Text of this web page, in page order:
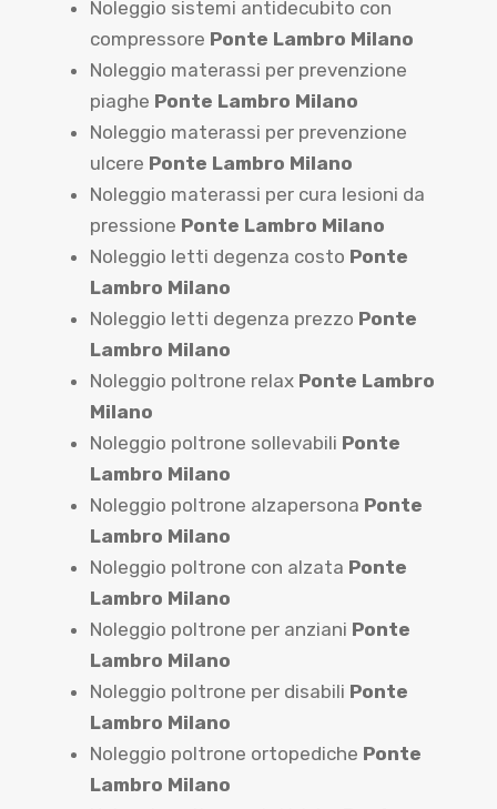
Noleggio sistemi antidecubito con
compressore Ponte Lambro Milano
Noleggio materassi per prevenzione
piaghe Ponte Lambro Milano
Noleggio materassi per prevenzione
ulcere Ponte Lambro Milano
Noleggio materassi per cura lesioni da
pressione Ponte Lambro Milano
Noleggio letti degenza costo Ponte
Lambro Milano
Noleggio letti degenza prezzo Ponte
Lambro Milano
Noleggio poltrone relax Ponte Lambro
Milano
Noleggio poltrone sollevabili Ponte
Lambro Milano
Noleggio poltrone alzapersona Ponte
Lambro Milano
Noleggio poltrone con alzata Ponte
Lambro Milano
Noleggio poltrone per anziani Ponte
Lambro Milano
Noleggio poltrone per disabili Ponte
Lambro Milano
Noleggio poltrone ortopediche Ponte
Lambro Milano